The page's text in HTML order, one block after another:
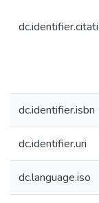
dc.identifier.isbn
dc.identifier.uri
dc.language.iso